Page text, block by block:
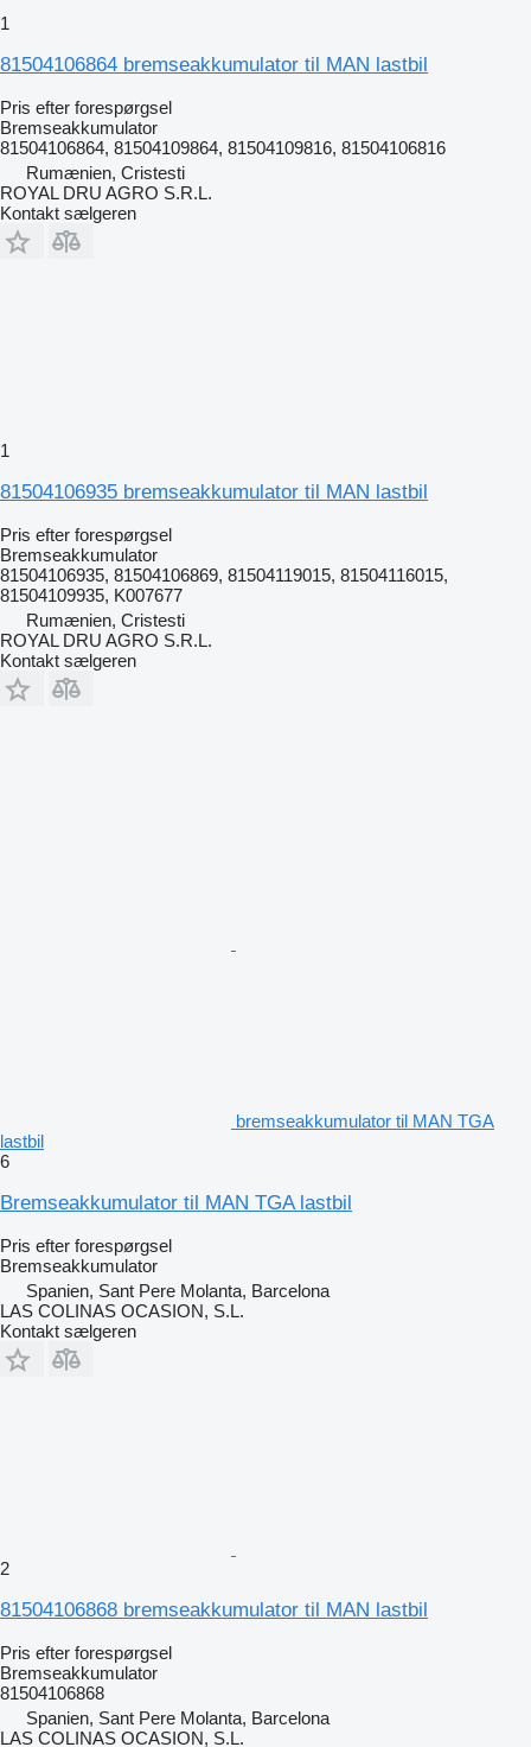
1
81504106864 bremseakkumulator til MAN lastbil
Pris efter forespørgsel
Bremseakkumulator
81504106864, 81504109864, 81504109816, 81504106816
Rumænien, Cristesti
ROYAL DRU AGRO S.R.L.
Kontakt sælgeren
1
81504106935 bremseakkumulator til MAN lastbil
Pris efter forespørgsel
Bremseakkumulator
81504106935, 81504106869, 81504119015, 81504116015,
81504109935, K007677
Rumænien, Cristesti
ROYAL DRU AGRO S.R.L.
Kontakt sælgeren
bremseakkumulator til MAN TGA
lastbil
6
Bremseakkumulator til MAN TGA lastbil
Pris efter forespørgsel
Bremseakkumulator
Spanien, Sant Pere Molanta, Barcelona
LAS COLINAS OCASION, S.L.
Kontakt sælgeren
2
81504106868 bremseakkumulator til MAN lastbil
Pris efter forespørgsel
Bremseakkumulator
81504106868
Spanien, Sant Pere Molanta, Barcelona
LAS COLINAS OCASION, S.L.